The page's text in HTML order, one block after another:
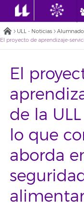
ULL - Noticias
Alumnado
El
de la
lo que
aborda